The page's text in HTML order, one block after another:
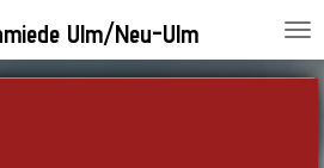
Ulm/Neu-Ulm